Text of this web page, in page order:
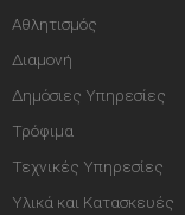
Αθλητισμός
Διαμονή
Δημόσιες Υπηρεσίες
Τρόφιμα
Τεχνικές Υπηρεσίες
Υλικά και Κατασκευές